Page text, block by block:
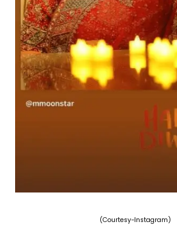
(Courtesy-Instagram)